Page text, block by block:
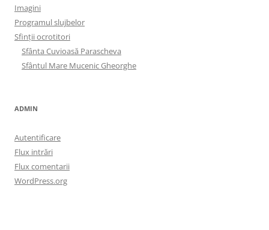
Imagini
Programul slujbelor
Sfinţii ocrotitori
Sfânta Cuvioasă Parascheva
Sfântul Mare Mucenic Gheorghe
ADMIN
Autentificare
Flux intrări
Flux comentarii
WordPress.org